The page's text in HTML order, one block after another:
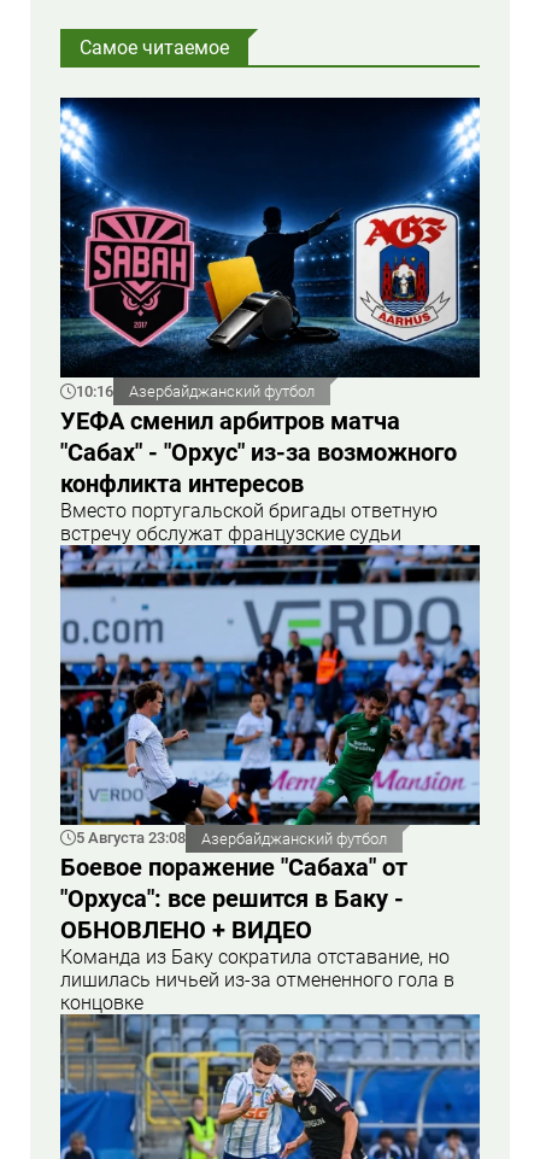
Самое читаемое
10:16 Азербайджанский футбол
УЕФА сменил арбитров матча
"Сабах" - "Орхус" из-за возможного
конфликта интересов
Вместо португальской бригады ответную
встречу обслужат французские судьи
5 Августа 23:08 Азербайджанский футбол
Боевое поражение "Сабаха" от
"Орхуса": все решится в Баку -
ОБНОВЛЕНО + ВИДЕО
Команда из Баку сократила отставание, но
лишилась ничьей из-за отмененного гола в
концовке